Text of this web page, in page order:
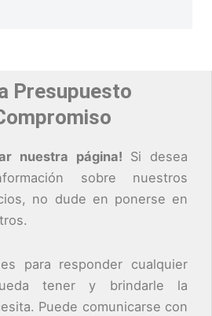
Presupuesto
nuestra página! Si desea
sobre nuestros
no dude en ponerse en
para responder cualquier
tener y brindarle la
Puede comunicarse con